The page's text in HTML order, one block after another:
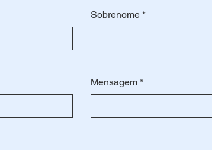
Sobrenome
Mensagem